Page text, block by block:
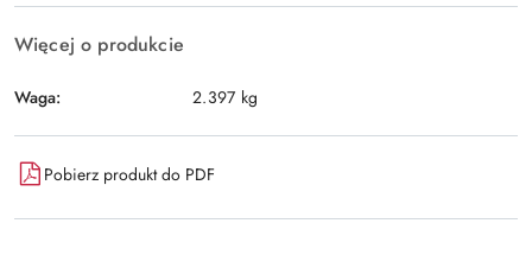
Więcej o produkcie
Waga: 2.397 kg
Pobierz produkt do PDF